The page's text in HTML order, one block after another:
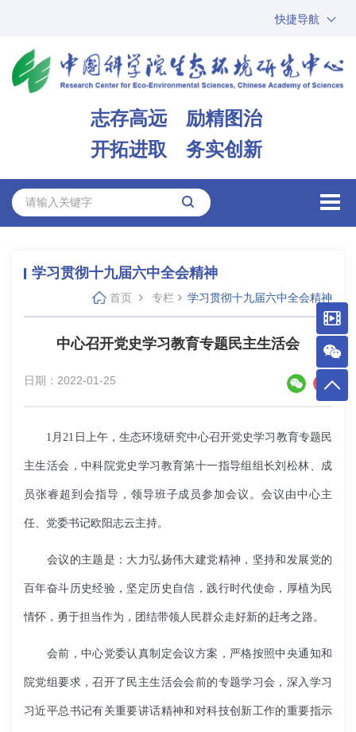
快捷导航
ARP
邮箱
志存高远 励精图治
开拓进取 务实创新
学习贯彻十九届六中全会精神
首页 专栏 学习贯彻十九届六中全会精神
中心召开党史学习教育专题民主生活会
日期：2022-01-25
1 月 21 日上午，生态环境研究中心召开党史学习教育专题民
主生活会，中科院党史学习教育第十一指导组组长刘松林、成
员张睿超到会指导，领导班子成员参加会议。会议由中心主
任、党委书记欧阳志云主持。
会议的主题是：大力弘扬伟大建党精神，坚持和发展党的
百年奋斗历史经验，坚定历史自信，践行时代使命，厚植为民
情怀，勇于担当作为，团结带领人民群众走好新的赶考之路。
会前，中心党委认真制定会议方案，严格按照中央通知和
院党组要求，召开了民主生活会会前的专题学习会，深入学习
习近平总书记有关重要讲话精神和对科技创新工作的重要指示